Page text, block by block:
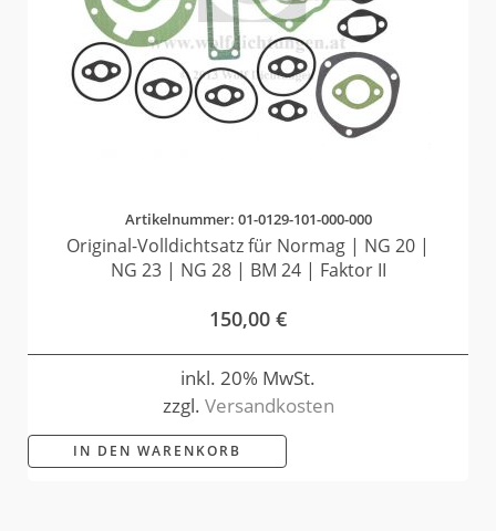
Artikelnummer: 01-0129-101-000-000
Original-Volldichtsatz für Normag | NG 20 |
NG 23 | NG 28 | BM 24 | Faktor II
150,00 €
inkl. 20% MwSt.
zzgl. Versandkosten
IN DEN WARENKORB